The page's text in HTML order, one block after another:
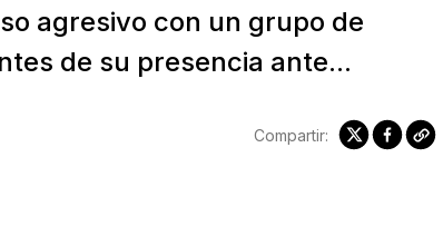
agresivo con un grupo de
de su presencia ante...
Compartir: